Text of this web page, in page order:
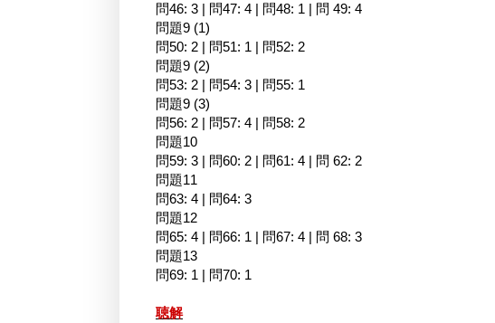
問46: 3 | 問47: 4 | 問48: 1 | 問 49: 4
問題9 (1)
問50: 2 | 問51: 1 | 問52: 2
問題9 (2)
問53: 2 | 問54: 3 | 問55: 1
問題9 (3)
問56: 2 | 問57: 4 | 問58: 2
問題10
問59: 3 | 問60: 2 | 問61: 4 | 問 62: 2
問題11
問63: 4 | 問64: 3
問題12
問65: 4 | 問66: 1 | 問67: 4 | 問 68: 3
問題13
問69: 1 | 問70: 1
聴解